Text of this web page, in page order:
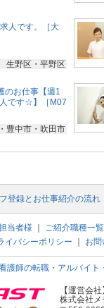
人です。［大
生野区・平野区
のお仕事【週1
です☆】［M07
豊中市・吹田市
登録とお仕事紹介の流れ
当者様 ご紹介職種一覧
イバシーポリシー お
護師の転職・アルバイト
【運営会社
株式会社メ